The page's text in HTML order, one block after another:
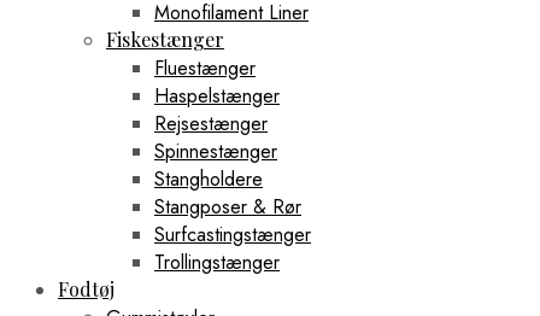
Monofilament Liner
Fiskestænger
Fluestænger
Haspelstænger
Rejsestænger
Spinnestænger
Stangholdere
Stangposer & Rør
Surfcastingstænger
Trollingstænger
Fodtøj